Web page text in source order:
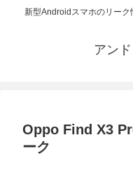
新型Androidスマホのリー
アン
Oppo Find X3
ーク